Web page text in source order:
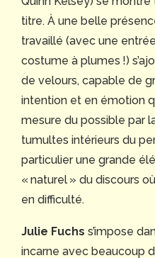
titre. À une belle
travaillé (avec une
costume à plumes !)
de velours, capable de
intention et en émotion
mesure du possible par
tumultes intérieurs du
particulier une grande
« naturel » du discours
en difficulté.
Julie Fuchs s’impose
incarne avec beaucoup